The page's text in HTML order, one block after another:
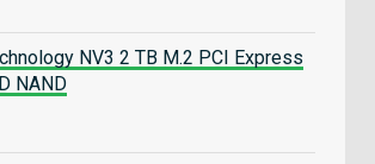
NV3 2 TB M.2 PCI Express
NAND